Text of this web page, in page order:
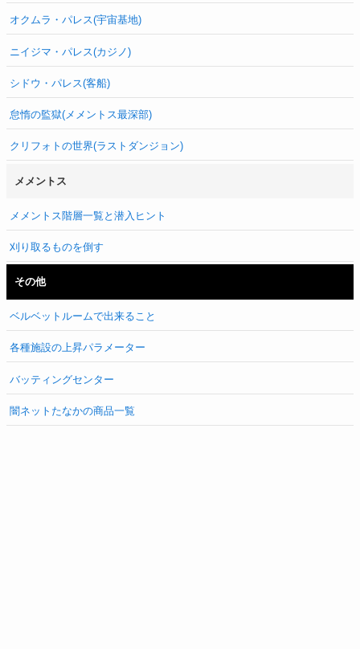
オクムラ・パレス(宇宙基地)
ニイジマ・パレス(カジノ)
シドウ・パレス(客船)
怠惰の監獄(メメントス最深部)
クリフォトの世界(ラストダンジョン)
メメントス
メメントス階層一覧と潜入ヒント
刈り取るものを倒す
その他
ベルベットルームで出来ること
各種施設の上昇パラメーター
バッティングセンター
闇ネットたなかの商品一覧